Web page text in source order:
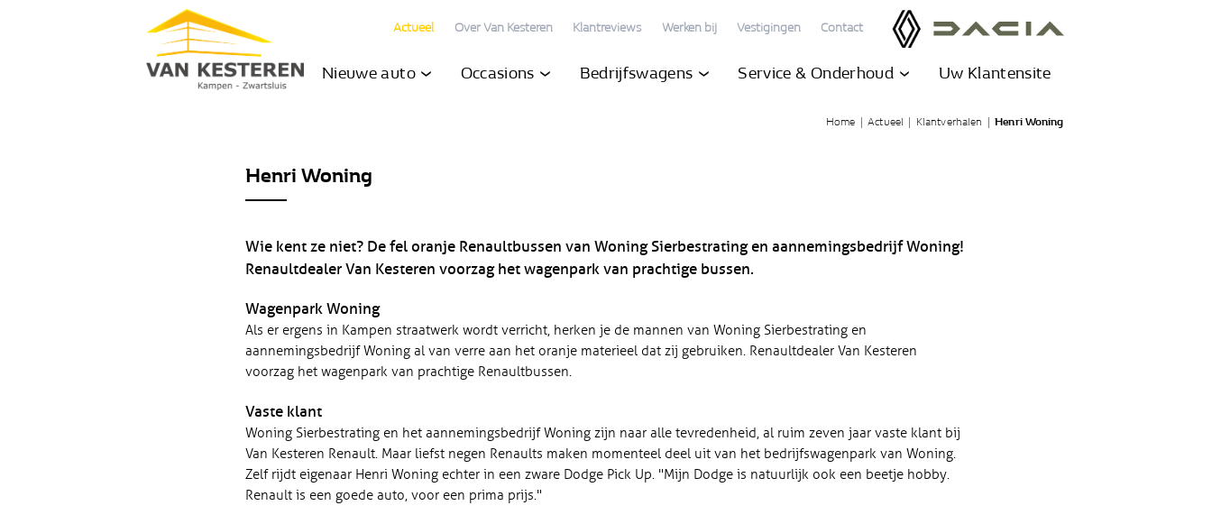
Actueel Over Van Kesteren Klantreviews Werken bij Vestigingen Contact
Nieuwe auto Occasions Bedrijfswagens Service & Onderhoud Uw Klantensite
Home Actueel Klantverhalen Henri Woning
Henri Woning
Wie kent ze niet? De fel oranje Renaultbussen van Woning Sierbestrating en aannemingsbedrijf Woning!
Renaultdealer Van Kesteren voorzag het wagenpark van prachtige bussen.
Wagenpark Woning
Als er ergens in Kampen straatwerk wordt verricht, herken je de mannen van Woning Sierbestrating en
aannemingsbedrijf Woning al van verre aan het oranje materieel dat zij gebruiken. Renaultdealer Van Kesteren
voorzag het wagenpark van prachtige Renaultbussen.
Vaste klant
Woning Sierbestrating en het aannemingsbedrijf Woning zijn naar alle tevredenheid, al ruim zeven jaar vaste klant bij
Van Kesteren Renault. Maar liefst negen Renaults maken momenteel deel uit van het bedrijfswagenpark van Woning.
Zelf rijdt eigenaar Henri Woning echter in een zware Dodge Pick Up. "Mijn Dodge is natuurlijk ook een beetje hobby.
Renault is een goede auto, voor een prima prijs."